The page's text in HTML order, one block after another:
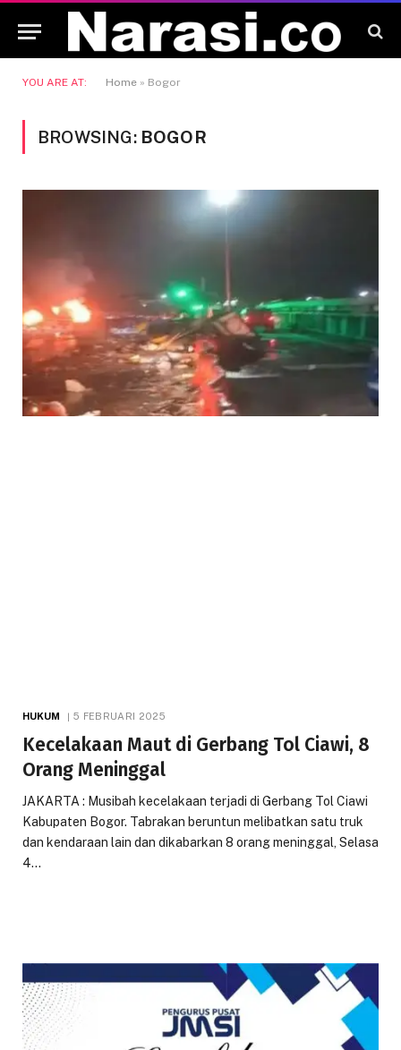
YOU ARE AT: Home » Bogor
BROWSING: BOGOR
HUKUM 5 FEBRUARI 2025
Kecelakaan Maut di Gerbang Tol Ciawi, 8
Orang Meninggal
JAKARTA : Musibah kecelakaan terjadi di Gerbang Tol Ciawi
Kabupaten Bogor. Tabrakan beruntun melibatkan satu truk
dan kendaraan lain dan dikabarkan 8 orang meninggal, Selasa
4…